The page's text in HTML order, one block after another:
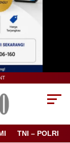
TNI – POLRI